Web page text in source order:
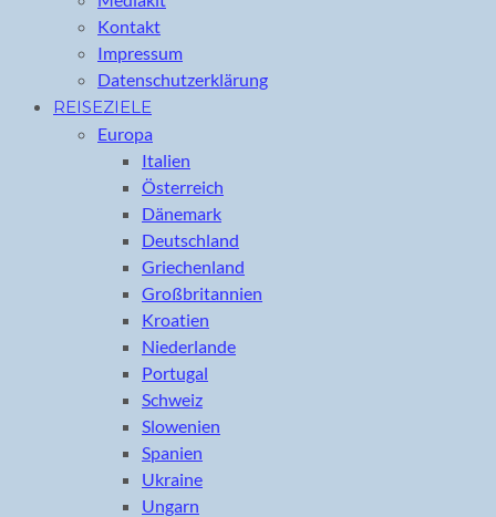
Kontakt
Impressum
Datenschutzerklärung
REISEZIELE
Europa
Italien
Österreich
Dänemark
Deutschland
Griechenland
Großbritannien
Kroatien
Niederlande
Portugal
Schweiz
Slowenien
Spanien
Ukraine
Ungarn